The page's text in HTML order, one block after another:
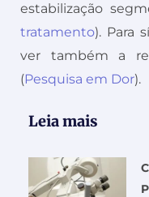
estabilização
tratamento). Para
ver também a
(Pesquisa em Dor).
Leia mais